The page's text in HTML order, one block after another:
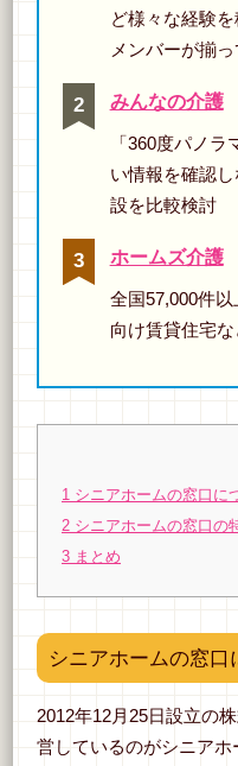
ど様々な経験
メンバーが揃っ
みんなの介護
「360度パノ
い情報を確認
設を比較検討
ホームズ介護
全国57,000件
向け賃貸住宅
1 シニアホームの窓口に
2 シニアホームの窓口の
3 まとめ
シニアホームの窓口
2012年12月25日設立の
営しているのがシニアホ